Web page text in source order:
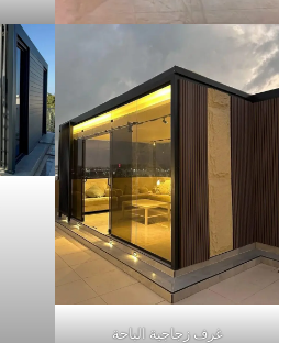
غرف زجاجية الباحة